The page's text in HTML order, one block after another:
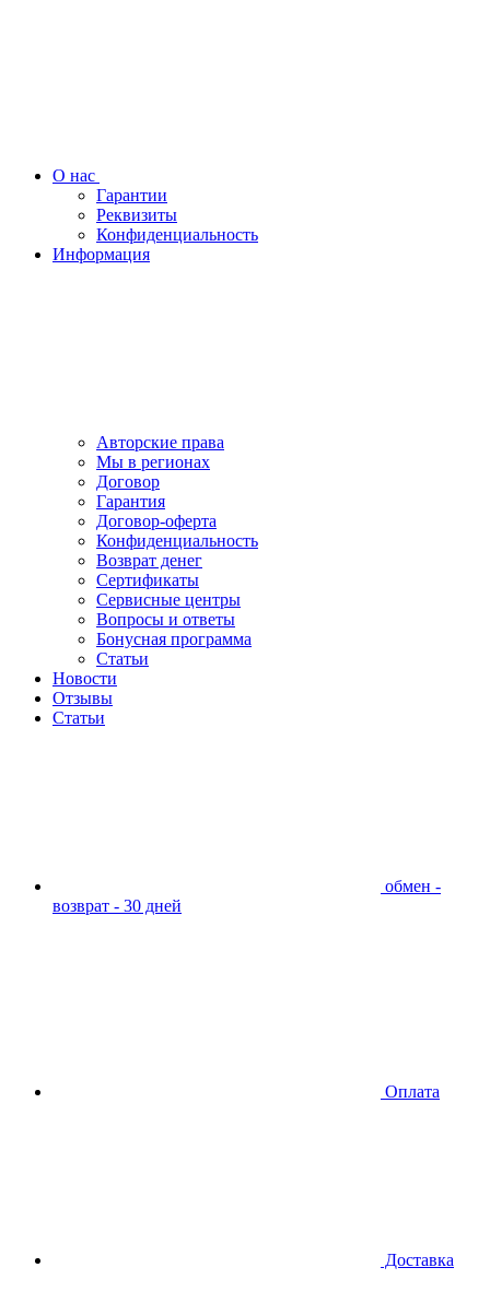
О нас
Гарантии
Реквизиты
Конфиденциальность
Информация
Авторские права
Мы в регионах
Договор
Гарантия
Договор-оферта
Конфиденциальность
Возврат денег
Сертификаты
Сервисные центры
Вопросы и ответы
Бонусная программа
Статьи
Новости
Отзывы
Статьи
обмен -
возврат - 30 дней
Оплата
Доставка